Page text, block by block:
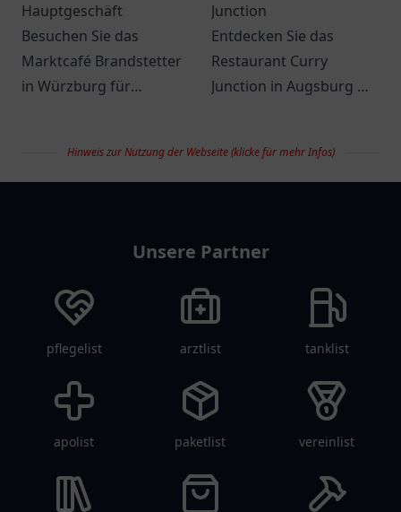
Hauptgeschäft
Besuchen Sie das
Marktcafé Brandstetter
in Würzburg für
Spezialitäten.
Junction
Entdecken Sie das
Restaurant Curry
Junction in Augsburg mit
freundlichem Service in
gemütlicher
Hinweis zur Nutzung der Webseite (klicke für mehr Infos)
Unsere Partner
pflegelist arztlist tanklist
apolist paketlist vereinlist